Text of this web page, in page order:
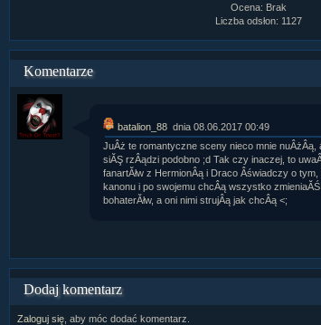
Napisanych artykułów:
Zdjęć w galerii:
Tematów na forum:
Postów na forum:
319,637
Komentarzy do materiałów:
3,327
4,170
Ocena: Brak
Liczba odsłon: 1127
Komentarze
batalion_88 dnia 08.06.2017 00:49
JuÂż te romantyczne sceny nieco mnie nuÂżÂą,
siĂŞ rzÂądzi podobno ;d Tak czy inaczej, to
fanartĂłw z HermionÂą i Draco Âświadczy o tym,
kanonu i po swojemu chcÂą wszystko zmieniaĂŚ
bohaterĂłw, a oni nimi strujÂą jak chcÂą <;
Dodaj komentarz
Zaloguj się, aby móc dodać komentarz.